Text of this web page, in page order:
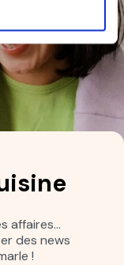
affaires…
des news
!